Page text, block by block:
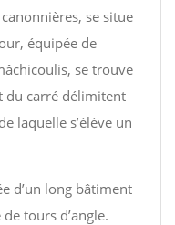
se situe
équipée de
se trouve
du carré délimitent
laquelle s’élève un
d’un long bâtiment
tours d’angle.